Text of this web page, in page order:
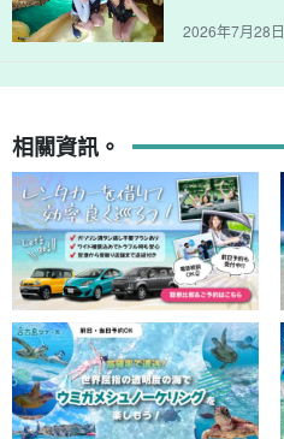
2026年7月28日
相關資訊。